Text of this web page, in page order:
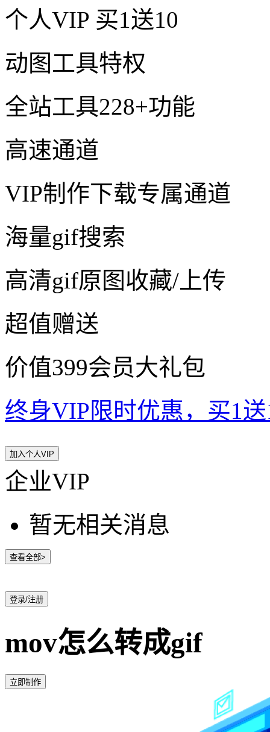
个人VIP 买1送10
动图工具特权
全站工具228+功能
高速通道
VIP制作下载专属通道
海量gif搜索
高清gif原图收藏/上传
超值赠送
价值399会员大礼包
终身VIP限时优惠，买1
加入个人VIP
企业VIP
暂无相关消息
查看全部>
登录/注册
mov怎么转成gif
立即制作